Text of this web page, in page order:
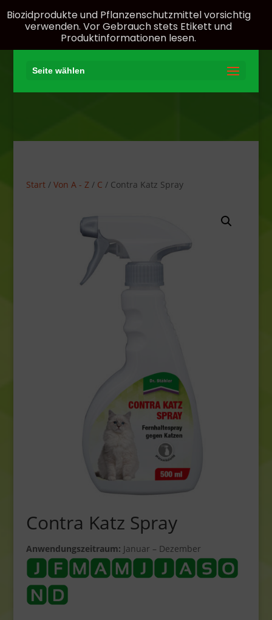
Seite wählen
Start/ Von A - Z/ C / Contra Katz Spray
Contra Katz Spray
Anwendungszeitraum: Januar – Dezember
Biozidprodukte und Pflanzenschutzmittel vorsichtig
verwenden. Vor Gebrauch stets Etikett und
Produktinformationen lesen.